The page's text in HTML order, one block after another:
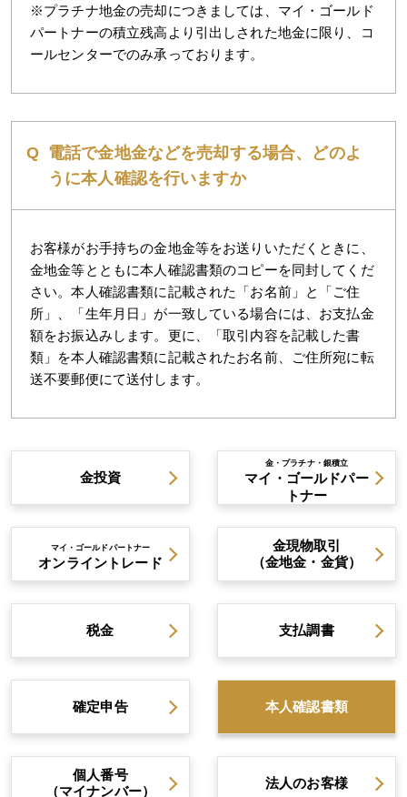
※プラチナ地金の売却につきましては、マイ・ゴールド
パートナーの積立残高より引出しされた地金に限り、コ
ールセンターでのみ承っております。
電話で金地金などを売却する場合、どのよ
うに本人確認を行いますか
お客様がお手持ちの金地金等をお送りいただくときに、
金地金等とともに本人確認書類のコピーを同封してくだ
さい。本人確認書類に記載された「お名前」と「ご住
所」、「生年月日」が一致している場合には、お支払金
額をお振込みします。更に、「取引内容を記載した書
類」を本人確認書類に記載されたお名前、ご住所宛に転
送不要郵便にて送付します。
金投資
金・プラチナ・銀積立
マイ・ゴールドパー
トナー
マイ・ゴールドパートナー
オンライントレード
金現物取引
（金地金・金貨）
税金 支払調書
確定申告 本人確認書類
個人番号
（マイナンバー）
法人のお客様